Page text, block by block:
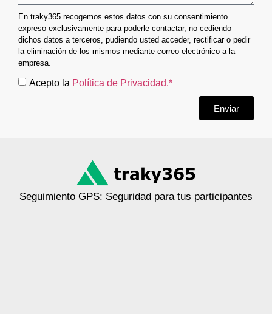
En traky365 recogemos estos datos con su consentimiento
expreso exclusivamente para poderle contactar, no cediendo
dichos datos a terceros, pudiendo usted acceder, rectificar o pedir
la eliminación de los mismos mediante correo electrónico a la
empresa.
Acepto la Política de Privacidad.*
Enviar
Seguimiento GPS: Seguridad para tus participantes